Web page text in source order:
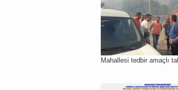
Mahallesi tedbir amaçlı